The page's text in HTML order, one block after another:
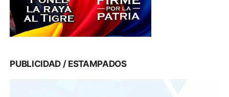
PUBLICIDAD / ESTAMPADOS